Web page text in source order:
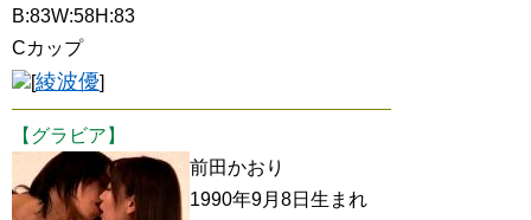
B:83W:58H:83
Cカップ
[綾波優]
【グラビア】
前田かおり
1990年9月8日生まれ